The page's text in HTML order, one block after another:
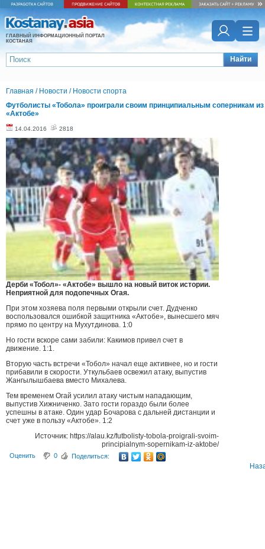
ГЛАВНЫЙ ИНФОРМАЦИОННЫЙ ПОРТАЛ
КОСТАНАЯ
Найти
Главная / Новости / Новости спорта
Футболисты «Тобола» проиграли своим принципиальным соперникам из
«Актобе»
14.04.2016 2818
Дерби «Тобол»- «Актобе» вышло на новый виток истории.
Неприятной для подопечных Огая.
При этом хозяева поля первыми открыли счет. Дудченко
воспользовался ошибкой защитника «Актобе», вынесшего мяч
прямо по центру на Мухутдинова. 1:0
Но гости вскоре сами забили: Какимов привел счет в
движение. 1:1.
Вторую часть встречи «Тобол» начал еще активнее, но и гости
прибавили в скорости. Уткульбаев освежил атаку, выпустив
Жангылышбаева вместо Михалева.
Тем временем Огай усилил атаку чистым нападающим,
выпустив Хижниченко. Зато гости гораздо были более
успешны в атаке. Один удар Бочарова с дальней дистанции и
счет уже в пользу «Актобе». 1:2
Источник: https://alau.kz/futbolisty-tobola-proigrali-svoim-
principialnym-sopernikam-iz-aktobe/
Оценить 0 Поделиться: